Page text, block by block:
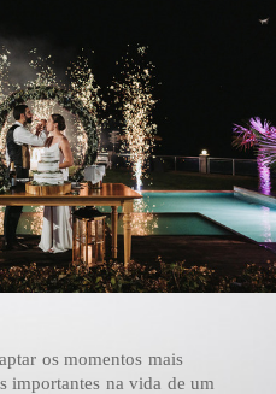
os momentos mais
importantes na vida de um